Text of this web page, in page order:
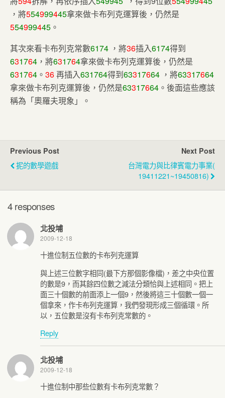
，將554999445拿來做卡布列克運算後，仍然是
554999445 。
其次來看卡布列克常數6174 ，將36插入6174得到
631764 ，將631764拿來做卡布列克運算後，仍然是
631764 。 36再插入631764得到63317664 ，將63317664
拿來做卡布列克運算後，仍然是63317664 。後面這些應該
稱為「奧羅夫現象」。
Previous Post
抳的數學遊戲
Next Post
台灣電力與比律賓電力事業(
19411221~19450816)
4 responses
北投埔
2009-12-18
十進位制五位數的卡布列克運算
與上述三位數字相同(最下方那個影像檔)，差之中央位置
的數是9，而其餘四位數之減法分類恰與上述相同。把上
面三十個數的前面添上一個9，然後將這三十個數一個一
個拿來，作卡布列克運算，我們發現形成三個循環。所
以，五位數是沒有卡布列克常數的。
Reply
北投埔
2009-12-18
十進位制中那些位數有卡布列克常數？